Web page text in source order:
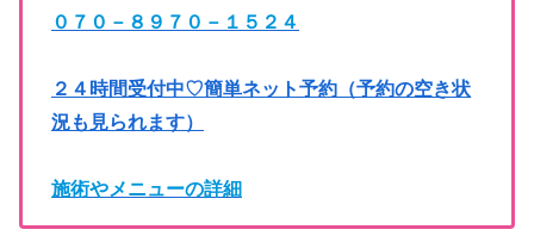
０７０－８９７０－１５２４
２４時間受付中♡簡単ネット予約（予約の空き状
況も見られます）
施術やメニューの詳細